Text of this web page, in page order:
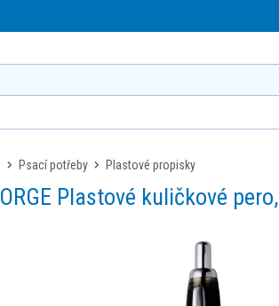
Psací potřeby plastové propisky
JORGE Plastové kuličkové